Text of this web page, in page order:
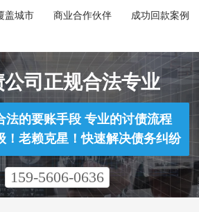
盖城市 商业合作伙伴 成功回款案例
司正规合法专业
法的要账手段 专业的讨债流程
！老赖克星！快速解决债务纠纷
159-5606-0636